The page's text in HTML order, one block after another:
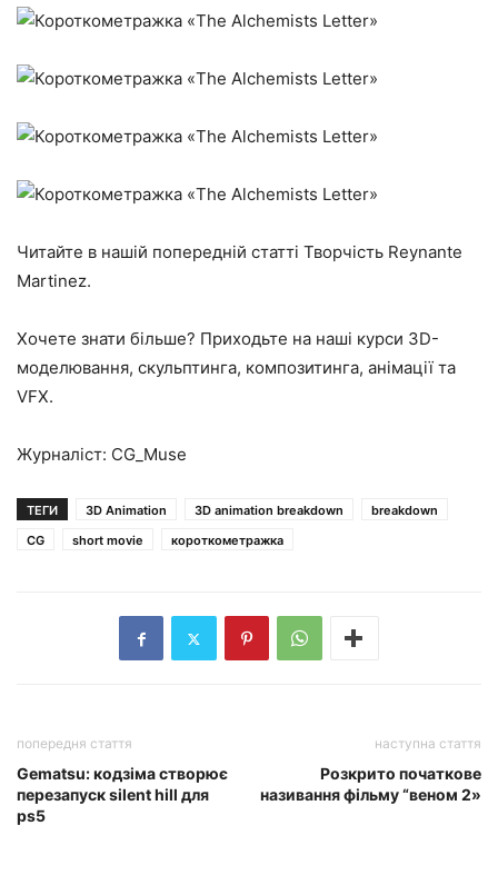
Читайте в нашій попередній статті Творчість Reynante
Martinez.
Хочете знати більше? Приходьте на наші курси 3D-
моделювання, скульптинга, композитинга, анімації та
VFX.
Журналіст: CG_Muse
ТЕГИ 3D Animation 3D animation breakdown
breakdown
CG
short movie короткометражка
попередня стаття
Gematsu: кодзіма створює
перезапуск silent hill для
ps5
наступна стаття
Розкрито початкове
називання фільму “веном 2»